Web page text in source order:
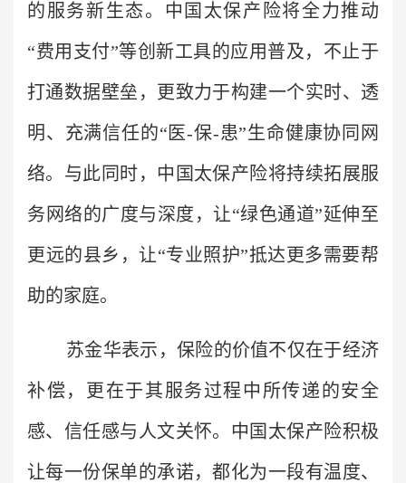
的服务新生态。中国太保产险将全力推动
“费用支付”等创新工具的应用普及，不止于
打通数据壁垒，更致力于构建一个实时、透
明、充满信任的“医-保-患”生命健康协同网
络。与此同时，中国太保产险将持续拓展服
务网络的广度与深度，让“绿色通道”延伸至
更远的县乡，让“专业照护”抵达更多需要帮
助的家庭。
苏金华表示，保险的价值不仅在于经济
补偿，更在于其服务过程中所传递的安全
感、信任感与人文关怀。中国太保产险积极
让每一份保单的承诺，都化为一段有温度、